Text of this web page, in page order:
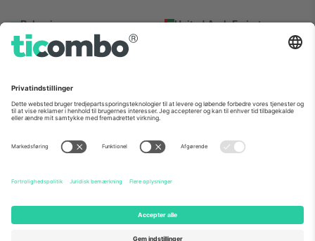
Bulgaria
Regus Sofia City West, bul
Totleben 53-55, 1606 Sofia,
United Arab Emirates
UAE Dubai Silicon Oasis, DDP
Mexico
Av Chapultepec 360, Roma
Norte, Cuauhtémoc, 06700
Ciudad de México, CDMX,
sted, begivenhed og/eller domæne. For detaljer se den specifikke
begivenhedsside, tryk og vilkår.,Virksomhed
Ticombo. Alle rettigheder forbeholdes.